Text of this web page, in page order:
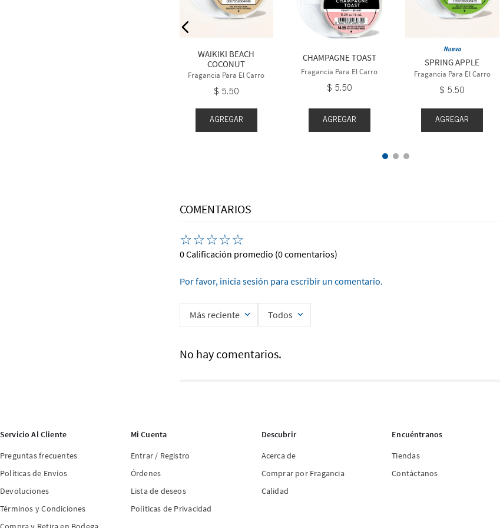
WAIKIKI BEACH
COCONUT
Fragancia Para El Carro
$ 5.50
AGREGAR
CHAMPAGNE TOAST
Fragancia Para El Carro
$ 5.50
AGREGAR
Nuevo
SPRING APPLE
Fragancia Para El Carro
$ 5.50
AGREGAR
COMENTARIOS
☆☆☆☆☆
0 Calificación promedio (0 comentarios)
Por favor, inicia sesión para escribir un comentario.
Más reciente Todos
No hay comentarios.
Servicio Al Cliente
Preguntas frecuentes
Políticas de Envíos
Devoluciones
Términos y Condiciones
Mi Cuenta
Entrar / Registro
Órdenes
Lista de deseos
Políticas de Privacidad
Descubrir
Acerca de
Comprar por Fragancia
Calidad
Encuéntranos
Tiendas
Contáctanos